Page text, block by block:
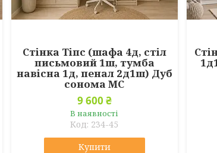
Стінка Тіпс (шафа 4д, стіл
письмовий 1ш, тумба
навісна 1д, пенал 2д1ш) Дуб
сонома МС
9 600 ₴
В наявності
234-45
Купити